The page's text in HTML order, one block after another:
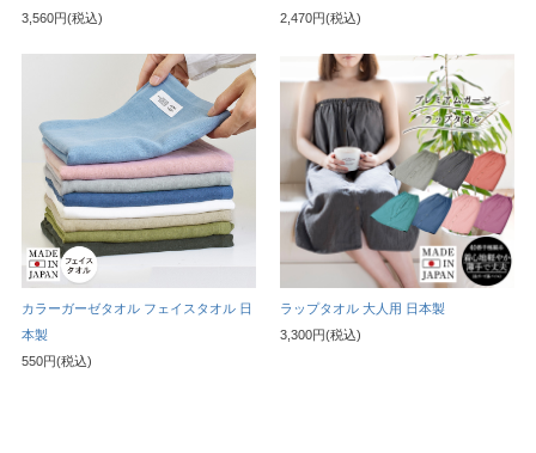
3,560円(税込)
2,470円(税込)
カラーガーゼタオル フェイスタオル 日
本製
550円(税込)
ラップタオル 大人用 日本製
3,300円(税込)